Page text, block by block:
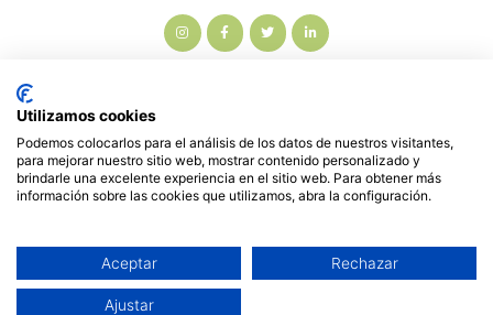
NOTA LEGAL POLÍTICA DE PRIVACIDAD
Utilizamos cookies
Podemos colocarlos para el análisis de los datos de nuestros visitantes,
para mejorar nuestro sitio web, mostrar contenido personalizado y
brindarle una excelente experiencia en el sitio web. Para obtener más
información sobre las cookies que utilizamos, abra la configuración.
Aceptar Rechazar
Ajustar